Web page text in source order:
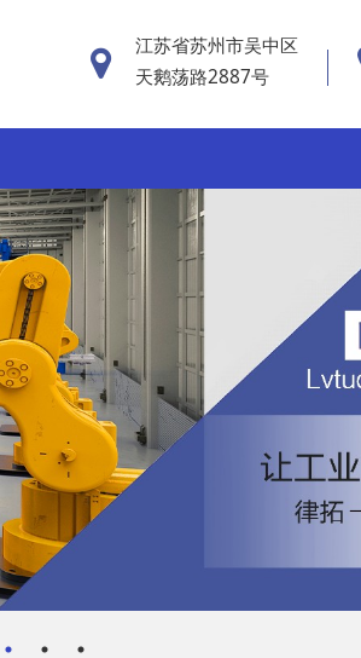
江苏省苏州市吴中区
天鹅荡路2887号